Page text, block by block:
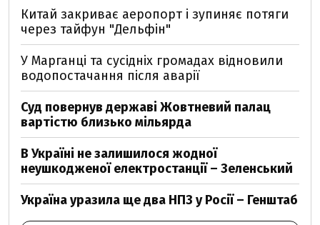
Китай закриває аеропорт і зупиняє потяги
через тайфун "Дельфін"
У Марганці та сусідніх громадах відновили
водопостачання після аварії
Суд повернув державі Жовтневий палац
вартістю близько мільярда
В Україні не залишилося жодної
неушкодженої електростанції – Зеленський
Україна уразила ще два НПЗ у Росії – Генштаб